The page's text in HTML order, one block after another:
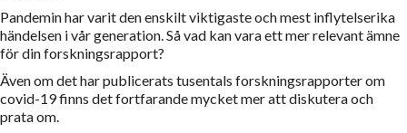
Pandemin har varit den enskilt viktigaste och mest inflytelserika
händelsen i vår generation. Så vad kan vara ett mer relevant ämne
för din forskningsrapport?
Även om det har publicerats tusentals forskningsrapporter om
covid-19 finns det fortfarande mycket mer att diskutera och
prata om.